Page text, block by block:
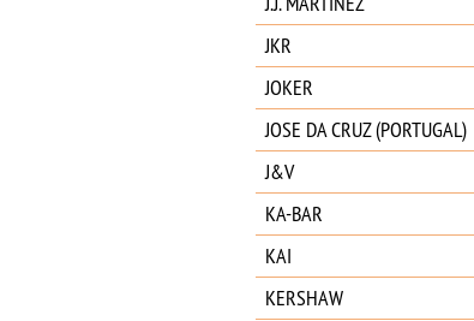
JKR
JOKER
JOSE DA CRUZ (PORTUGAL)
J&V
KA-BAR
KAI
KERSHAW
0308